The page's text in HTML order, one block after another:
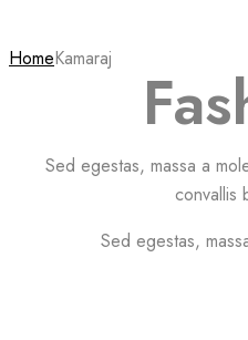
HomeKamaraj
Sed egestas, massa a
convallis
Sed egestas,